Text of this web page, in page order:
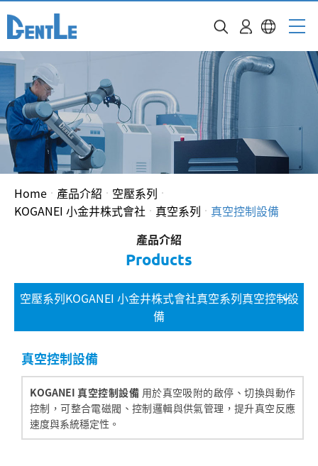
Home 產品介紹
空壓系列
KOGANEI 小金井株式會社
真空系列
真空控制設備
產品介紹
Products
空壓系列KOGANEI 小金井株式會社真空系列真空控制設
備
真空控制設備
KOGANEI 真空控制設備 用於真空吸附的啟停、切換與動作
控制，可整合電磁閥、控制邏輯與供氣管理，提升真空反應
速度與系統穩定性。